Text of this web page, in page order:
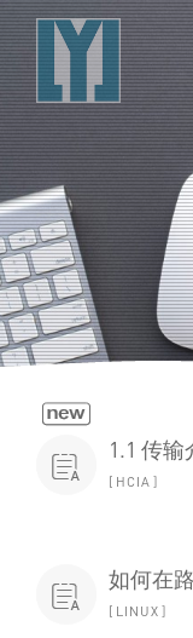

 1.1 传输
HCIA
 如何在
LINUX